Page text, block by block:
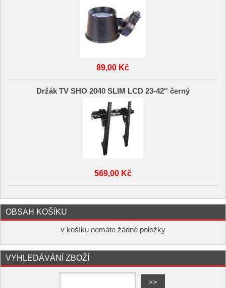
89,00 Kč
Držák TV SHO 2040 SLIM LCD 23-42'' černý
569,00 Kč
OBSAH KOŠÍKU
v košíku nemáte žádné položky
VYHLEDÁVÁNÍ ZBOŽÍ